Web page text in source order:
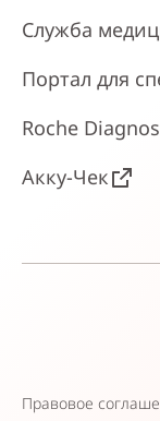
Служба
Портал для
Roche
Акку-Чек
Правовое